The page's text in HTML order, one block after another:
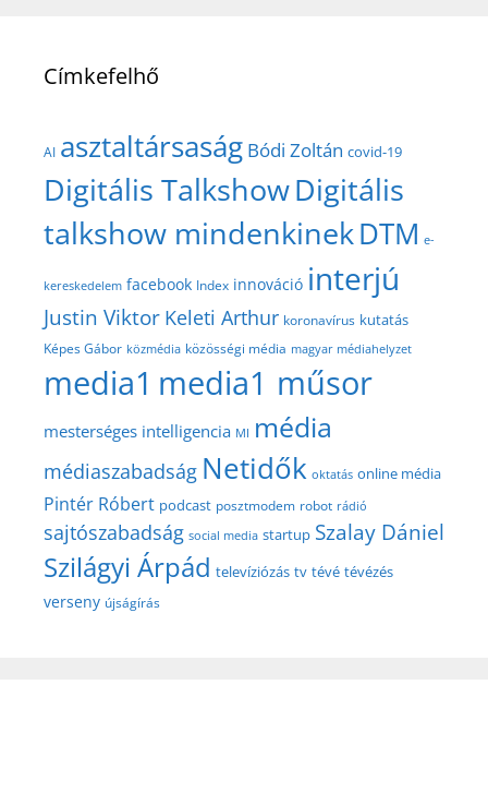
Címkefelhő
AI asztaltársaság Bódi Zoltán covid-19
Digitális TalkshowDigitális
talkshow mindenkinekDTM e-
kereskedelem facebook Index innováció interjú
Justin Viktor Keleti Arthur koronavírus kutatás
Képes Gábor közmédia közösségi média magyar médiahelyzet
media1 media1 műsor
mesterséges intelligencia MI média
médiaszabadság Netidők oktatás online média
Pintér Róbert podcast posztmodem robot rádió
sajtószabadság social media startup Szalay Dániel
Szilágyi Árpád televíziózás tv tévé tévézés
verseny újságírás